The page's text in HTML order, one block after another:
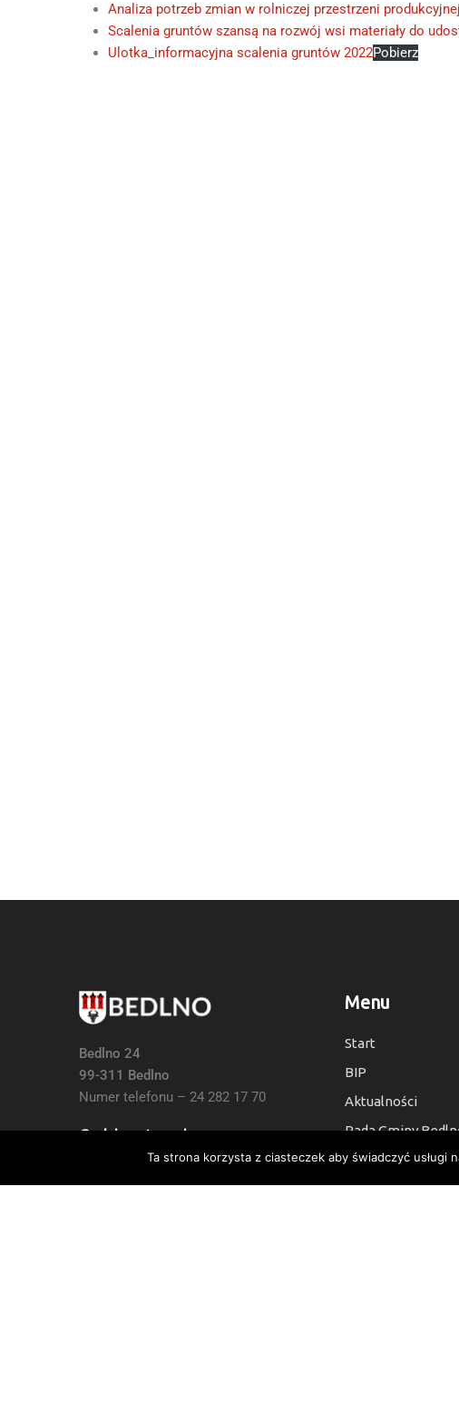
Analiza potrzeb zmian w rolniczej przestrzeni
Scalenia gruntów szansą na rozwój wsi materiały do
Ulotka_informacyjna scalenia gruntów 2022Pobierz
Bedlno 24
99-311 Bedlno
Numer telefonu – 24 282 17 70
Godziny otwarcia:
7:30 do 15:30, Sb i Nie: Nieczynne
Menu
Start
BIP
Aktualności
Rada Gminy
Kontakt
Deklaracja
Ta strona korzysta z ciasteczek aby świadczyć usługi